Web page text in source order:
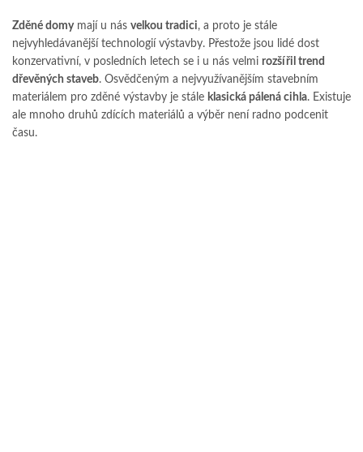
Zděné domymají u nás velkou tradici, a proto je stále
nejvyhledávanější technologií výstavby. Přestože jsou lidé dost
konzervativní, v posledních letech se i u nás velmi rozšířil trend
dřevěných staveb. Osvědčeným a nejvyužívanějším stavebním
materiálem pro zděné výstavby je stále klasická pálená cihla. Existuje
ale mnoho druhů zdících materiálů a výběr není radno podcenit
času.